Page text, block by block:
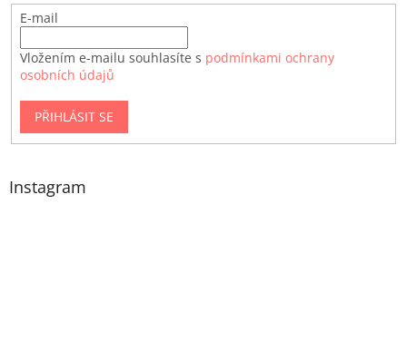
E-mail
Vložením e-mailu souhlasíte s podmínkami ochrany
osobních údajů
PŘIHLÁSIT SE
Instagram